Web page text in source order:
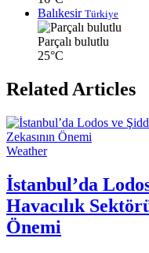
Balıkesir Türkiye
Parçalı bulutlu
25°C
Related Articles
Weather
İstanbul’da
Havacılık
Önemi